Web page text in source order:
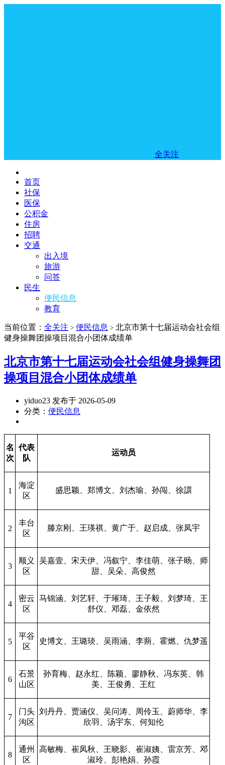
全关注
首页
社保
医保
公积金
住房
招聘
交通
出入境
旅游
问答
民生
便民信息
教育
当前位置： 全关注 > 便民信息 > 北京市第十七届运动会社会组
健身操舞团操项目混合小团体成绩单
北京市第十七届运动会社会组健身操舞团
操项目混合小团体成绩单
yiduo23 发布于 2026-05-09
分类： 便民信息
名
次
代表
队
运动员
1
海淀
区
盛思颖、郑博文、刘杰瑜、孙闯、徐譞
2
丰台
区
滕京刚、王瑛祺、黄广于、赵启成、张凤宇
3
顺义
区
吴嘉壹、宋天伊、冯叙宁、李佳萌、张子旸、师
甜、吴朵、高俊然
4
密云
区
马锦涵、刘艺轩、于璀琦、王子毅、刘梦琦、王
舒仪、邓磊、金依然
5
平谷
区
史博文、王璐琰、吴雨涵、李蒴、霍燃、仇梦遥
6
石景
山区
孙育梅、赵永红、陈颖、廖静秋、冯东英、韩
美、王俊勇、王红
7
门头
沟区
刘丹丹、贾涵仪、吴问涛、周伶玉、蔚师华、李
欣羽、汤宇东、何知伦
8
通州
区
高敏梅、崔凤秋、王晓影、崔淑姨、雷京芳、邓
淑玲、彭艳娟、孙霞